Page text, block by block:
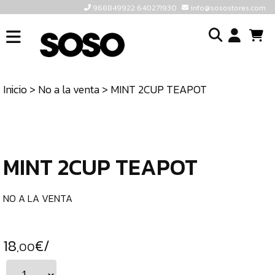
968849922 640271930 info@sosostores.com
INICIO
TIENDA
640271930
Inicio> No a la venta> MINT 2CUP TEAPOT
MINT 2CUP TEAPOT
NO A LA VENTA
18,00€/